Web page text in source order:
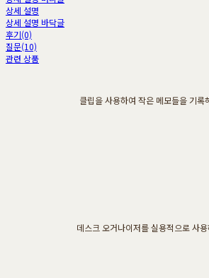
상세 설명
상세 설명 바닥글
후기(0)
질문(10)
관련 상품
클립을 사용하여 작은 메모들을 기록
데스크 오거나이저를 실용적으로 사